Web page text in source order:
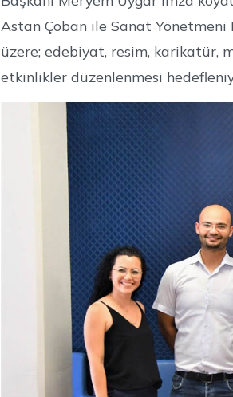
Astan Çoban ile Sanat
üzere; edebiyat, resim, karikatür,
etkinlikler düzenlenmesi